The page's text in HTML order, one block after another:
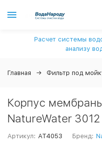
Расчет системы
анализу
Главная Фильтр под
Корпус
NatureWater 3012
Артикул: AT4053 Бренд: